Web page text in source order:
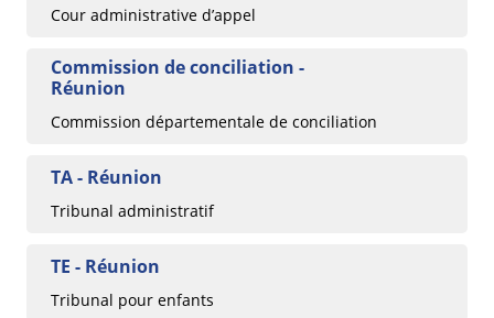
Cour administrative d’appel
Commission de conciliation -
Réunion
Commission départementale de conciliation
TA - Réunion
Tribunal administratif
TE - Réunion
Tribunal pour enfants